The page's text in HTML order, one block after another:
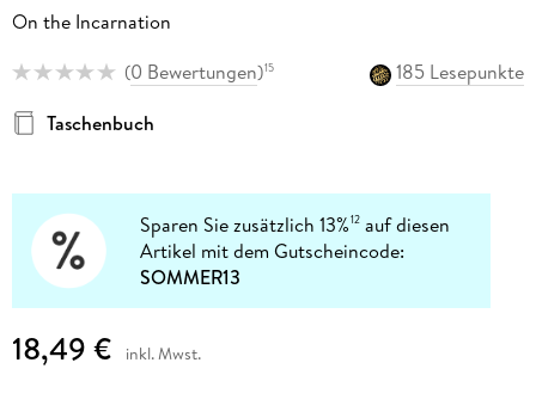
On the Incarnation
(0 Bewertungen)15
185 Lesepunkte
Taschenbuch
Sparen Sie zusätzlich 13%12 auf diesen
Artikel mit dem Gutscheincode:
SOMMER13
18,49 € inkl. Mwst.